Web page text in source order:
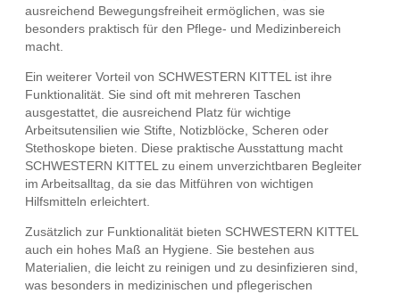
ausreichend Bewegungsfreiheit ermöglichen, was sie
besonders praktisch für den Pflege- und Medizinbereich
macht.
Ein weiterer Vorteil von SCHWESTERN KITTEL ist ihre
Funktionalität. Sie sind oft mit mehreren Taschen
ausgestattet, die ausreichend Platz für wichtige
Arbeitsutensilien wie Stifte, Notizblöcke, Scheren oder
Stethoskope bieten. Diese praktische Ausstattung macht
SCHWESTERN KITTEL zu einem unverzichtbaren Begleiter
im Arbeitsalltag, da sie das Mitführen von wichtigen
Hilfsmitteln erleichtert.
Zusätzlich zur Funktionalität bieten SCHWESTERN KITTEL
auch ein hohes Maß an Hygiene. Sie bestehen aus
Materialien, die leicht zu reinigen und zu desinfizieren sind,
was besonders in medizinischen und pflegerischen